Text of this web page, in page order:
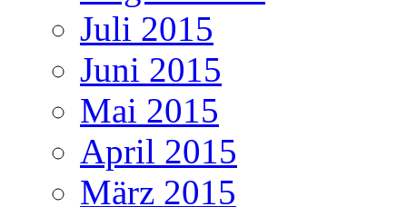
Juli 2015
Juni 2015
Mai 2015
April 2015
März 2015